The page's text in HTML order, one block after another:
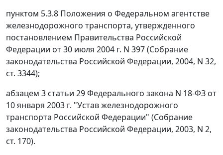
пунктом 5.3.8 Положения о Федеральном агентстве
железнодорожного транспорта, утвержденного
постановлением Правительства Российской
Федерации от 30 июля 2004 г. N 397 (Собрание
законодательства Российской Федерации, 2004, N 32,
ст. 3344);
абзацем 3 статьи 29 Федерального закона N 18-ФЗ от
10 января 2003 г. "Устав железнодорожного
транспорта Российской Федерации" (Собрание
законодательства Российской Федерации, 2003, N 2,
ст. 170).